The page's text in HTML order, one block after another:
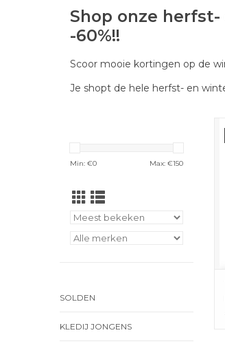
Shop onze
-60%!!
Scoor mooie kortingen op de
Je shopt de hele herfst- en
Min: €0 Max: €150
SOLDEN
KLEDIJ JONGENS